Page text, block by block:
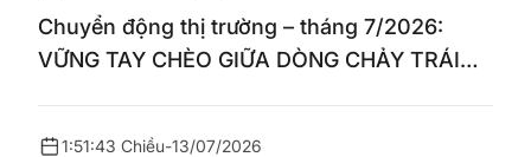
Chuyển động thị trường – tháng 7/2026:
VỮNG TAY CHÈO GIỮA DÒNG CHẢY TRÁI
1:51:43 Chiều-13/07/2026